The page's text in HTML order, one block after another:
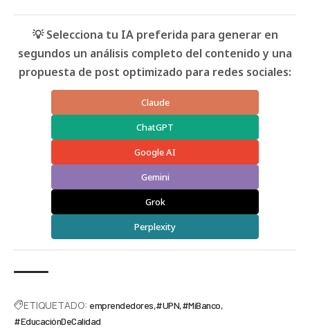
💡 Selecciona tu IA preferida para generar en
segundos un análisis completo del contenido y una
propuesta de post optimizado para redes sociales:
Claude
ChatGPT
Google AI
Gemini
Grok
Perplexity
ETIQUETADO: emprendedores #UPN #MiBanco
#EducaciónDeCalidad